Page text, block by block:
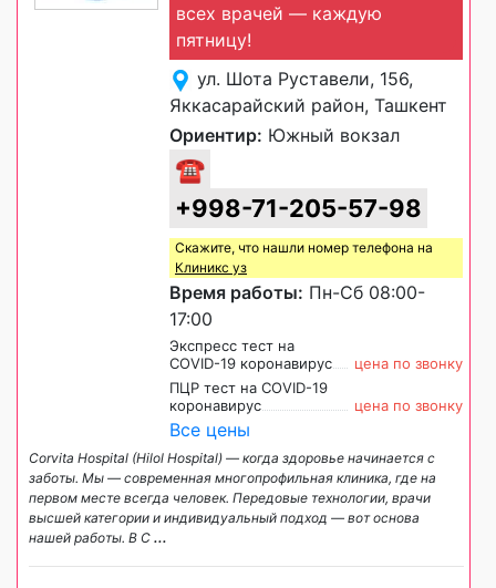
всех врачей — каждую
пятницу!
ул. Шота Руставели, 156,
Яккасарайский район, Ташкент
Ориентир: Южный вокзал
☎
+998-71-205-57-98
Скажите, что нашли номер телефона на
Клиникс уз
Время работы: Пн-Сб 08:00-
17:00
Экспресс тест на
COVID-19 коронавирус
цена по звонку
ПЦР тест на COVID-19
коронавирус
цена по звонку
Все цены
Corvita Hospital (Hilol Hospital) — когда здоровье начинается с
заботы. Мы — современная многопрофильная клиника, где на
первом месте всегда человек. Передовые технологии, врачи
высшей категории и индивидуальный подход — вот основа
нашей работы. В C ...